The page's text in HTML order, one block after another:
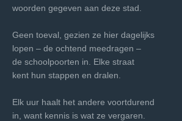
woorden gegeven aan deze stad.
Geen toeval, gezien ze hier dagelijks
lopen – de ochtend meedragen –
de schoolpoorten in. Elke straat
kent hun stappen en dralen.
Elk uur haalt het andere voortdurend
in, want kennis is wat ze vergaren.